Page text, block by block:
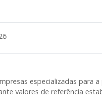
especializadas
valores de referência